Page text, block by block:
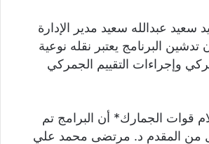
سعيد عبدالله سعيد مدير الإدارة
تدشين البرنامج يعتبر نقله نوعية
وإجراءات التقييم الجمركي
قوات الجمارك* أن البرامج تم
من المقدم د. مرتضى محمد علي